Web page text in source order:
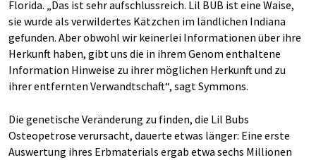
Florida. „Das ist sehr aufschlussreich. Lil BUB ist eine Waise,
sie wurde als verwildertes Kätzchen im ländlichen Indiana
gefunden. Aber obwohl wir keinerlei Informationen über ihre
Herkunft haben, gibt uns die in ihrem Genom enthaltene
Information Hinweise zu ihrer möglichen Herkunft und zu
ihrer entfernten Verwandtschaft“, sagt Symmons.
Die genetische Veränderung zu finden, die Lil Bubs
Osteopetrose verursacht, dauerte etwas länger: Eine erste
Auswertung ihres Erbmaterials ergab etwa sechs Millionen